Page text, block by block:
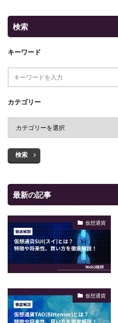
検索
キーワード
カテゴリー
検索
最新の記事
仮想通貨
仮想通貨